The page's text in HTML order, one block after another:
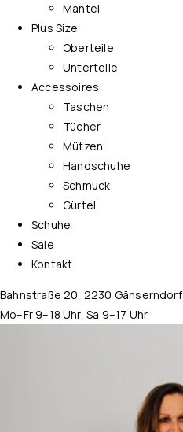
Mantel
Plus Size
Oberteile
Unterteile
Accessoires
Taschen
Tücher
Mützen
Handschuhe
Schmuck
Gürtel
Schuhe
Sale
Kontakt
Bahnstraße 20, 2230 Gänserndorf
Mo–Fr 9–18 Uhr, Sa 9–17 Uhr